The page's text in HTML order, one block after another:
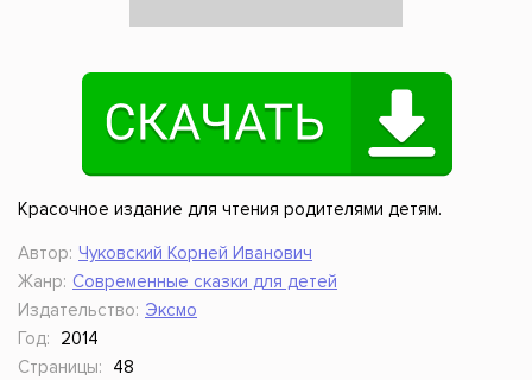
Красочное издание для чтения родителями детям.
Автор: Чуковский Корней Иванович
Жанр: Современные сказки для детей
Издательство: Эксмо
Год:
2014
Страницы:
48